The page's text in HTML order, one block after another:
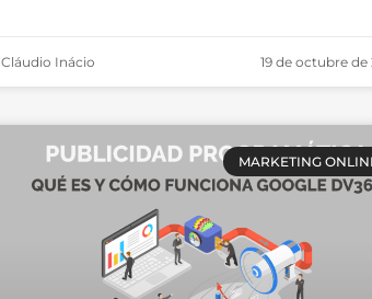
Cláudio Inácio 19 de octubre de
MARKETING